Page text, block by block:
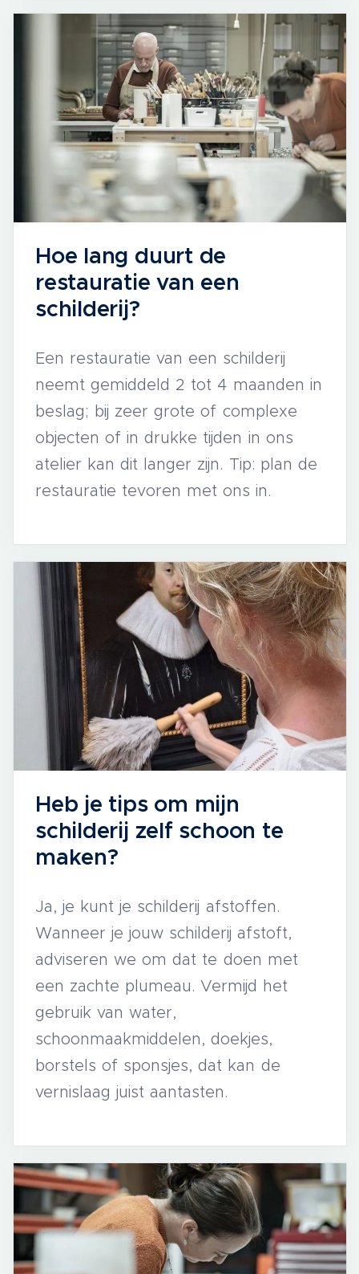
Hoe lang duurt de
restauratie van een
schilderij?
Een restauratie van een schilderij
neemt gemiddeld 2 tot 4 maanden in
beslag; bij zeer grote of complexe
objecten of in drukke tijden in ons
atelier kan dit langer zijn. Tip: plan de
restauratie tevoren met ons in.
Heb je tips om mijn
schilderij zelf schoon te
maken?
Ja, je kunt je schilderij afstoffen.
Wanneer je jouw schilderij afstoft,
adviseren we om dat te doen met
een zachte plumeau. Vermijd het
gebruik van water,
schoonmaakmiddelen, doekjes,
borstels of sponsjes, dat kan de
vernislaag juist aantasten.